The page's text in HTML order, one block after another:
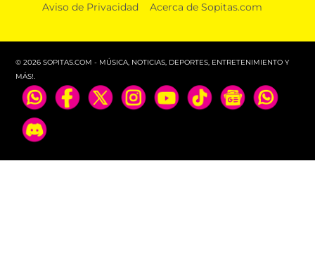
Aviso de Privacidad Acerca de Sopitas.com
© 2026 SOPITAS.COM - MÚSICA, NOTICIAS, DEPORTES, ENTRETENIMIENTO Y
MÁS!.